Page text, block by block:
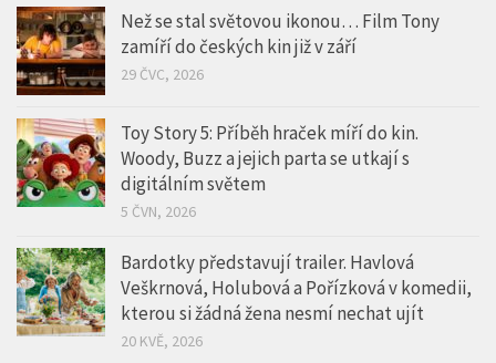
Než se stal světovou ikonou… Film Tony
zamíří do českých kin již v září
29 ČVC, 2026
Toy Story 5: Příběh hraček míří do kin.
Woody, Buzz a jejich parta se utkají s
digitálním světem
5 ČVN, 2026
Bardotky představují trailer. Havlová
Veškrnová, Holubová a Pořízková v komedii,
kterou si žádná žena nesmí nechat ujít
20 KVĚ, 2026